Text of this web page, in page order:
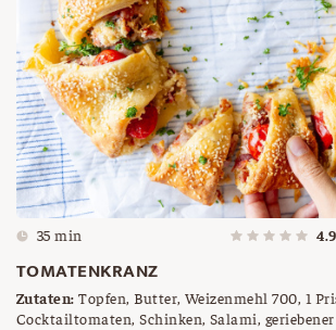
35 min 4.9
TOMATENKRANZ
Zutaten: Topfen, Butter, Weizenmehl 700, 1
Cocktailtomaten, Schinken, Salami, geriebener